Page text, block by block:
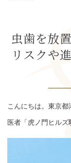
虫歯を放
リスクや
こんにちは。東京
医者「虎ノ門ヒルズ